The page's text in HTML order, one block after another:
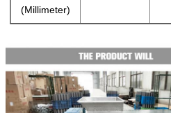
(Millimeter)